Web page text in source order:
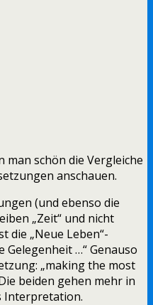
man schön die Vergleiche
anschauen.
(und ebenso die
„Zeit“ und nicht
die „Neue Leben“-
Gelegenheit …“ Genauso
„making the most
beiden gehen mehr in
Interpretation.